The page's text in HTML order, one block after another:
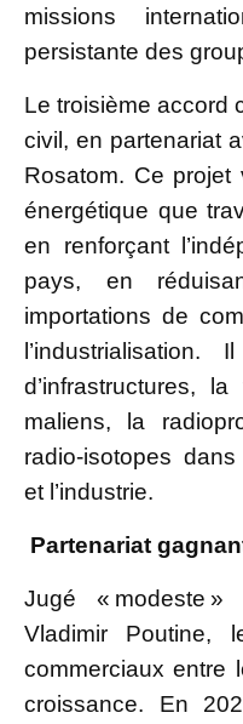
missions
persistante des
Le troisième accord
civil, en partenariat
Rosatom. Ce
énergétique que
en renforçant
pays, en
importations de
d’infrastructures,
maliens, la
radio-isotopes
et l’industrie.
Partenariat
Jugé « modeste
Vladimir Poutine,
commerciaux entre
croissance. En